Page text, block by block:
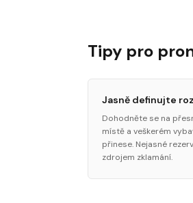
Tipy pro
Jasně definujte
Dohodněte se na
místě a veškerém
přinese. Nejasné
zdrojem zklamání.